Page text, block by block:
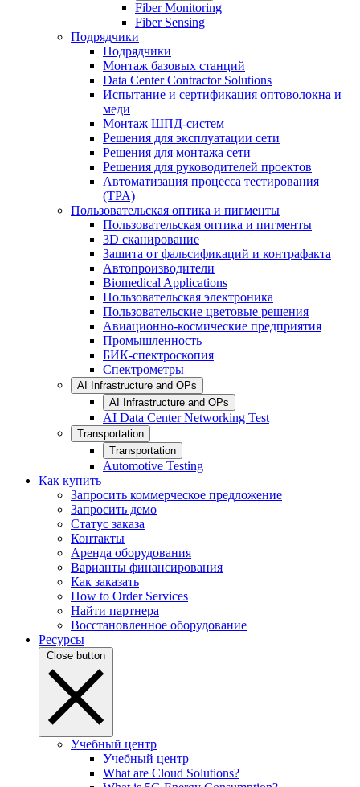
Fiber Monitoring
Fiber Sensing
Подрядчики
Подрядчики
Монтаж базовых станций
Data Center Contractor Solutions
Испытание и сертификация оптоволокна и
меди
Монтаж ШПД-систем
Решения для эксплуатации сети
Решения для монтажа сети
Решения для руководителей проектов
Автоматизация процесса тестирования
(TPA)
Пользовательская оптика и пигменты
Пользовательская оптика и пигменты
3D сканирование
Зашита от фальсификаций и контрафакта
Автопроизводители
Biomedical Applications
Пользовательская электроника
Пользовательские цветовые решения
Авиационно-космические предприятия
Промышленность
БИК-спектроскопия
Спектрометры
AI Infrastructure and OPs
AI Infrastructure and OPs
AI Data Center Networking Test
Transportation
Transportation
Automotive Testing
Как купить
Запросить коммерческое предложение
Запросить демо
Статус заказа
Контакты
Аренда оборудования
Варианты финансирования
Как заказать
How to Order Services
Найти партнера
Восстановленное оборудование
Ресурсы
Close button
Учебный центр
Учебный центр
What are Cloud Solutions?